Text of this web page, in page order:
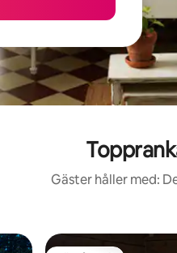
Gäster håller med: